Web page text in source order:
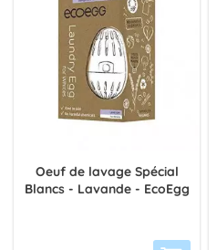
Oeuf de lavage Spécial
Blancs - Lavande - EcoEgg